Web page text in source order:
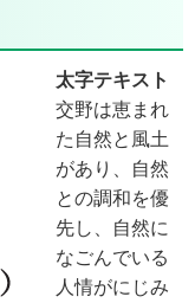
太字テキスト
交野は恵まれ
た自然と風土
があり、自然
との調和を優
先し、自然に
なごんでいる
人情がにじみ